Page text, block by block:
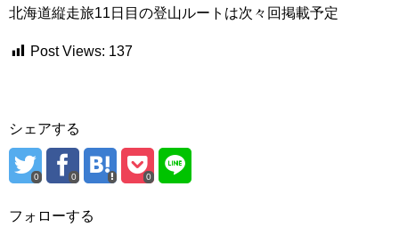
北海道縦走旅11日目の登山ルートは次々回掲載予定
Post Views: 137
シェアする
0 0 0
フォローする